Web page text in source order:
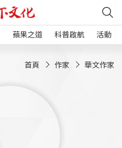
蘋果之道 科普啟航 活動
首頁 作家 華文作家